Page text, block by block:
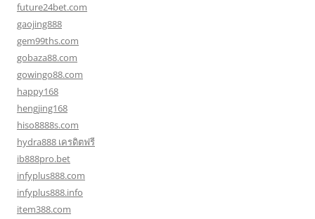
future24bet.com
gaojing888
gem99ths.com
gobaza88.com
gowingo88.com
happy168
hengjing168
hiso8888s.com
hydra888 เครดิตฟรี
ib888pro.bet
infyplus888.com
infyplus888.info
item388.com